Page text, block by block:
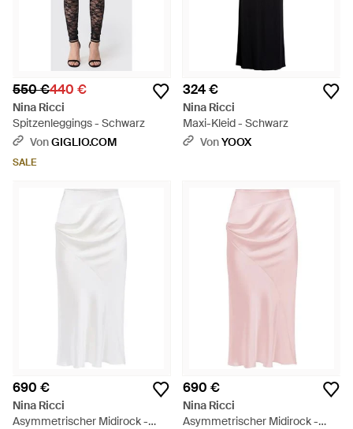
550 €440 €
Nina Ricci
Spitzenleggings - Schwarz
VonGIGLIO.COM
SALE
324 €
Nina Ricci
Maxi-Kleid - Schwarz
VonYOOX
690 €
Nina Ricci
Asymmetrischer Midirock -
690 €
Nina Ricci
Asymmetrischer Midirock -